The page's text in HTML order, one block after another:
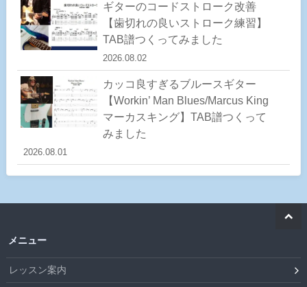
ギターのコードストローク改善
【歯切れの良いストローク練習】
TAB譜つくってみました
2026.08.02
カッコ良すぎるブルースギター
【Workin’ Man Blues/Marcus King
マーカスキング】TAB譜つくって
みました
2026.08.01
メニュー
レッスン案内